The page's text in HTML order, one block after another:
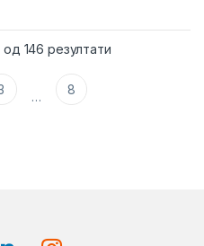
146 резултати
… 8